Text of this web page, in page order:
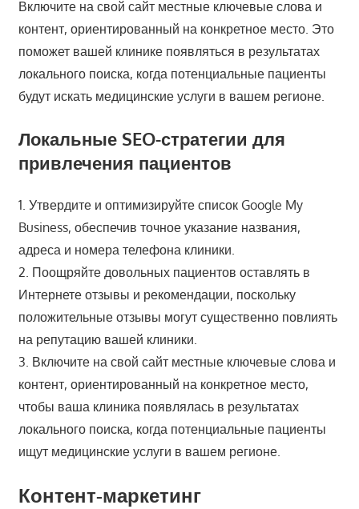
Включите на свой сайт местные ключевые слова и
контент, ориентированный на конкретное место. Это
поможет вашей клинике появляться в результатах
локального поиска, когда потенциальные пациенты
будут искать медицинские услуги в вашем регионе.
Локальные SEO-стратегии для
привлечения пациентов
1. Утвердите и оптимизируйте список Google My
Business, обеспечив точное указание названия,
адреса и номера телефона клиники.
2. Поощряйте довольных пациентов оставлять в
Интернете отзывы и рекомендации, поскольку
положительные отзывы могут существенно повлиять
на репутацию вашей клиники.
3. Включите на свой сайт местные ключевые слова и
контент, ориентированный на конкретное место,
чтобы ваша клиника появлялась в результатах
локального поиска, когда потенциальные пациенты
ищут медицинские услуги в вашем регионе.
Контент-маркетинг